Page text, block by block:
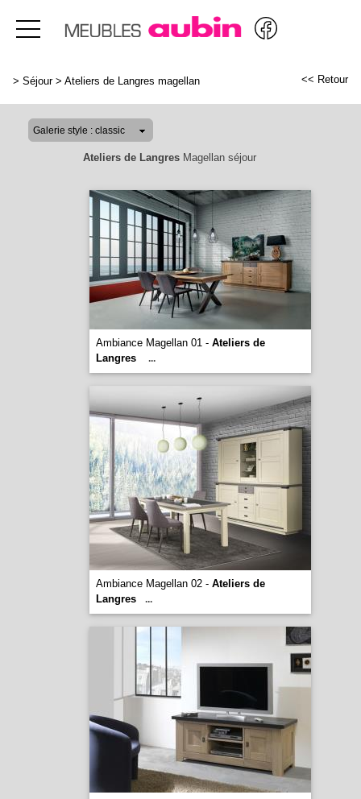
> Séjour> Ateliers de Langres magellan << Retour
Ateliers de LangresMagellan séjour
Ambiance Magellan 01 - Ateliers de
Langres
...
Ambiance Magellan 02 - Ateliers de
Langres
...